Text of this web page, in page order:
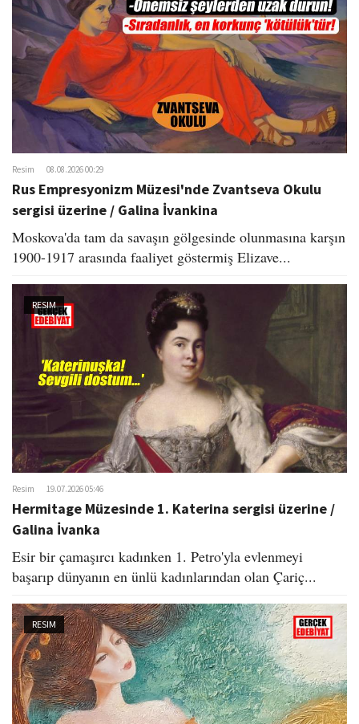
o
n
Resim 08.08.2026 00:29
Rus Empresyonizm Müzesi'nde Zvantseva Okulu
sergisi üzerine / Galina İvankina
Moskova'da tam da savaşın gölgesinde olunmasına karşın
1900-1917 arasında faaliyet göstermiş Elizave...
RESIM
Resim 19.07.2026 05:46
Hermitage Müzesinde 1. Katerina sergisi üzerine /
Galina İvanka
Esir bir çamaşırcı kadınken 1. Petro'yla evlenmeyi
başarıp dünyanın en ünlü kadınlarından olan Çariç...
RESIM